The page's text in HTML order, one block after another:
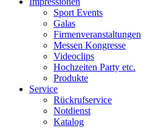
Sport Events
Galas
Firmenveranstaltungen
Messen Kongresse
Videoclips
Hochzeiten Party etc.
Produkte
Service
Rückrufservice
Notdienst
Katalog